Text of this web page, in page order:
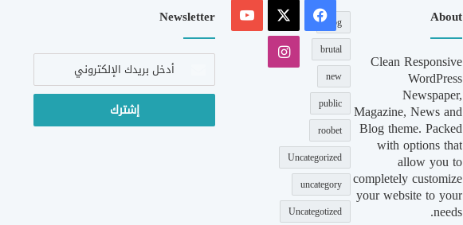
About
Clean Responsive
WordPress
Newspaper,
Magazine, News and
Blog theme. Packed
with options that
allow you to
completely customize
your website to your
needs.
blog
brutal
new
public
roobet
Uncategorized
uncategory
Uncategotized
فيسبوك
‫X
‫YouTube
انستقرام
Newsletter
أدخل
الإلكتروني